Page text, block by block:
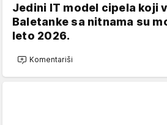
Jedini IT model cipela koji
Baletanke sa nitnama su
leto 2026.
Komentariši